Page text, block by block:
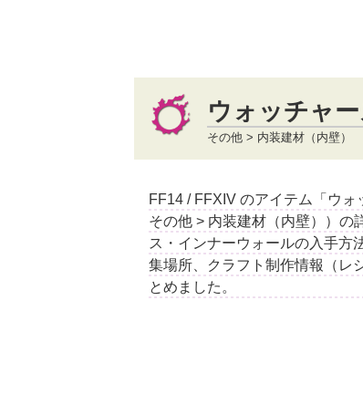
ウォッチャ
その他 > 内装建材（内壁）
FF14 / FFXIV のアイテム「ウォ
その他 > 内装建材（内壁））の
ス・インナーウォールの入手方
集場所、クラフト制作情報（レ
とめました。